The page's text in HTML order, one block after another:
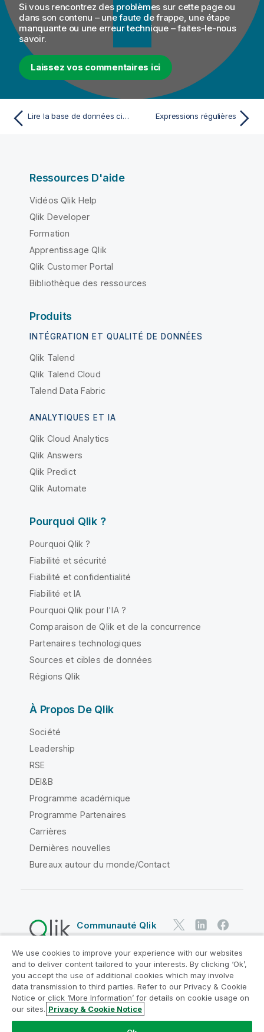
Si vous rencontrez des problèmes sur cette page ou
dans son contenu – une faute de frappe, une étape
manquante ou une erreur technique – faites-le-nous
savoir.
Laissez vos commentaires ici
Lire la base de données cible et lister le résultat de l'exécution du Job Expressions régulières
Ressources D'aide
Vidéos Qlik Help
Qlik Developer
Formation
Apprentissage Qlik
Qlik Customer Portal
Bibliothèque des ressources
Produits
INTÉGRATION ET QUALITÉ DE DONNÉES
Qlik Talend
Qlik Talend Cloud
Talend Data Fabric
ANALYTIQUES ET IA
Qlik Cloud Analytics
Qlik Answers
Qlik Predict
Qlik Automate
Pourquoi Qlik ?
Pourquoi Qlik ?
Fiabilité et sécurité
Fiabilité et confidentialité
Fiabilité et IA
Pourquoi Qlik pour l'IA ?
Comparaison de Qlik et de la concurrence
Partenaires technologiques
Sources et cibles de données
Régions Qlik
À Propos De Qlik
Société
Leadership
RSE
DEI&B
Programme académique
Programme Partenaires
Carrières
Dernières nouvelles
Bureaux autour du monde/Contact
Communauté Qlik
Contrats juridiques
Conditions d'utilisation des produits
Legal Policies
Conditions légales
Conditions d'utilisation
Marques
Do Not Share My Info
We use cookies to improve your experience with our websites
and to deliver content tailored to your interests. By clicking ‘Ok’,
you accept the use of additional cookies which may involve
data transmission to third parties. Refer to our Privacy & Cookie
Notice or click ‘More Information’ for details on cookie usage on
our sites. Privacy & Cookie Notice